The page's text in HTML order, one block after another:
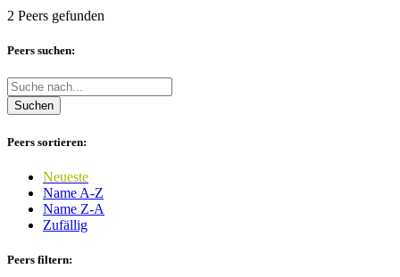
2 Peers gefunden
Peers suchen:
Suchen
Peers sortieren:
Neueste
Name A-Z
Name Z-A
Zufällig
Peers filtern: